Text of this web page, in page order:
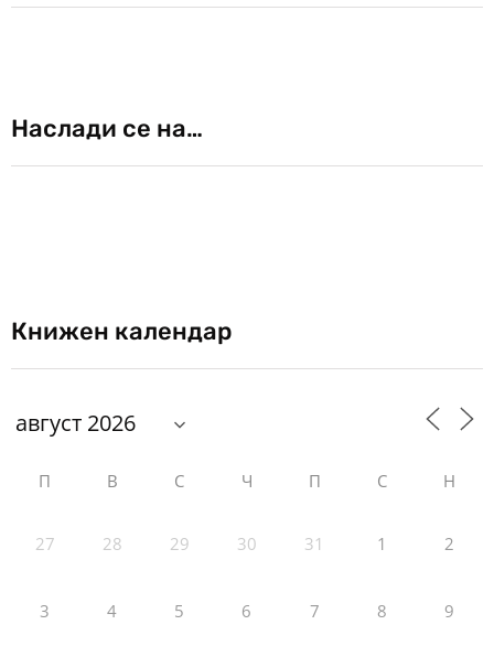
Наслади се на…
Книжен календар
П В С Ч П С Н
27 28 29 30 31 1 2
3 4 5 6 7 8 9